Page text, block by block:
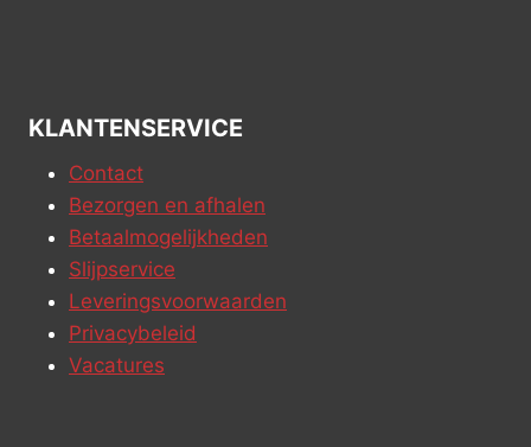
KLANTENSERVICE
Contact
Bezorgen en afhalen
Betaalmogelijkheden
Slijpservice
Leveringsvoorwaarden
Privacybeleid
Vacatures